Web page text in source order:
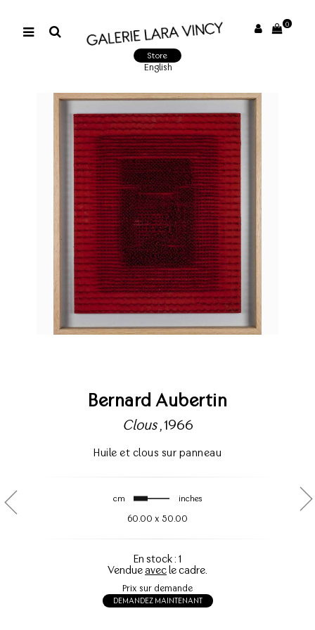
0
Store
English
Bernard Aubertin
Clous, 1966
Huile et clous sur panneau
cm inches
60.00 x 50.00
En stock : 1
Vendueavecle cadre.
Prix sur demande
DEMANDEZ MAINTENANT